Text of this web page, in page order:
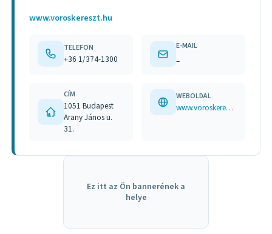
www.voroskereszt.hu
TELEFON
+36 1/374-1300
E-MAIL
–
CÍM
1051 Budapest
Arany János u.
31.
WEBOLDAL
www.voroskereszt.hu
Ez itt az Ön bannerének a
helye